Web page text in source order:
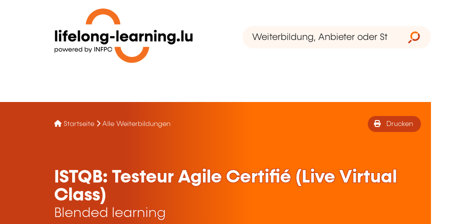
Startseite Alle Weiterbildungen Drucken
ISTQB: Testeur Agile Certifié (Live Virtual
Class)
Blended learning